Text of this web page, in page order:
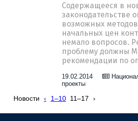
Содержащееся в
законодательстве
возможных
начальных цен
немало вопросов.
проблему должны
рекомендации по
19.02.2014
проекты
Новости ‹ 1–10 11–17 ›